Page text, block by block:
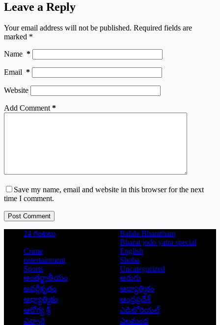
Leave a Reply
Your email address will not be published. Required fields are
marked *
Name *
Email *
Website
Add Comment *
Save my name, email and website in this browser for the next
time I comment.
Post Comment
24 గంటలు
Balala Bharatham
Bharat jodo yatra special
Crime
English
entertainment
Shoba
Sports
Uncategorized
అంతర్జాతీయం
అరుగు
అవర్గీకృతం
ఆద్యాత్మికం
ఆధ్యాత్మికం
ఆంధ్రప్రదేశ్
ఆరోగ్య శ్రీ
ఎడిటోరియల్
ఎన్నారై
ఎలమంద